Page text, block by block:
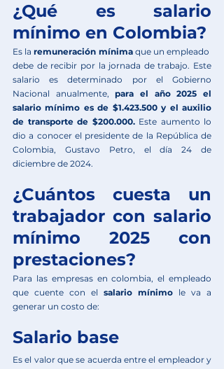
¿Qué es salario
mínimo en Colombia?
Es la remuneración mínima que un empleado
debe de recibir por la jornada de trabajo. Este
salario es determinado por el Gobierno
Nacional anualmente, para el año 2025 el
salario mínimo es de $1.423.500 y el auxilio
de transporte de $200.000. Este aumento lo
dio a conocer el presidente de la República de
Colombia, Gustavo Petro, el día 24 de
diciembre de 2024.
¿Cuántos cuesta un
trabajador con salario
mínimo 2025 con
prestaciones?
Para las empresas en colombia, el empleado
que cuente con el salario mínimo le va a
generar un costo de:
Salario base
Es el valor que se acuerda entre el empleador y